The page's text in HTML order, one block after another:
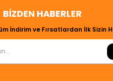
BIZDEN HABERLER
İndirim ve Fırsatlardan İlk Sizin